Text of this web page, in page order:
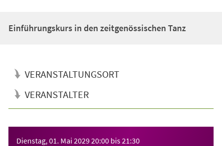
Einführungskurs in den zeitgenössischen Tanz
VERANSTALTUNGSORT
VERANSTALTER
Dienstag, 01. Mai 202920:00 bis21:30